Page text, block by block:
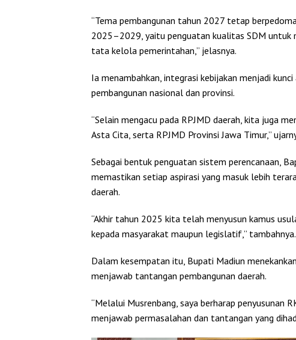
“Tema pembangunan tahun 2027 tetap
2025–2029, yaitu penguatan kualitas SDM untuk
tata kelola pemerintahan,” jelasnya.
Ia menambahkan, integrasi kebijakan menjadi
pembangunan nasional dan provinsi.
“Selain mengacu pada RPJMD daerah, kita juga
Asta Cita, serta RPJMD Provinsi Jawa Timur,”
Sebagai bentuk penguatan sistem perencanaan,
memastikan setiap aspirasi yang masuk lebih
daerah.
“Akhir tahun 2025 kita telah menyusun kamus
kepada masyarakat maupun legislatif,” tambahnya.
Dalam kesempatan itu, Bupati Madiun
menjawab tantangan pembangunan daerah.
“Melalui Musrenbang, saya berharap penyusunan
menjawab permasalahan dan tantangan yang